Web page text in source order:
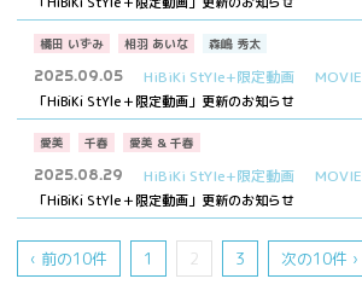
橘田 いずみ 相羽 あいな 森嶋 秀太
2025.09.05 HiBiKi StYle+限定動画 MOVIE
「HiBiKi StYle＋限定動画」更新のお知らせ
愛美 千春 愛美 & 千春
2025.08.29 HiBiKi StYle+限定動画 MOVIE
「HiBiKi StYle＋限定動画」更新のお知らせ
‹ 前の10件 1 2 3 次の10件 ›